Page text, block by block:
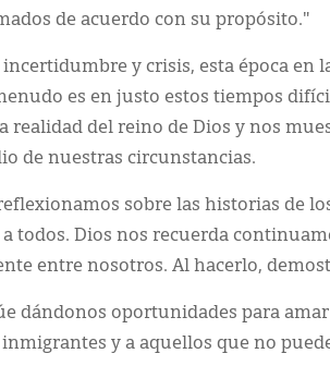
de acuerdo con su propósito."
incertidumbre y crisis, esta época en
es en justo estos tiempos
realidad del reino de Dios y nos
de nuestras circunstancias.
sobre las historias de
todos. Dios nos recuerda
entre nosotros. Al hacerlo,
dándonos oportunidades para
y a aquellos que no